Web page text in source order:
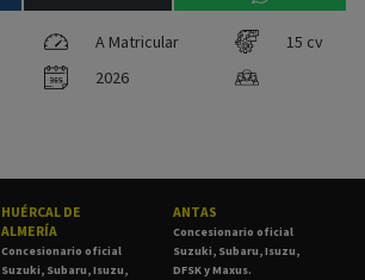
A Matricular
15 cv
2026
HUÉRCAL DE
ALMERÍA
Concesionario oficial
Suzuki, Subaru, Isuzu,
ANTAS
Concesionario oficial
Suzuki, Subaru, Isuzu,
DFSK y Maxus.